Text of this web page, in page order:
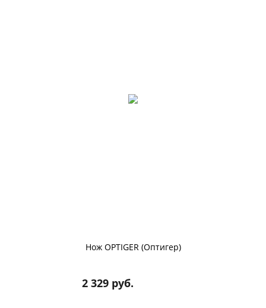
Нож OPTIGER (Оптигер)
2 329 руб.